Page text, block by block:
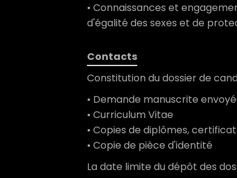
• Connaissances et
d'égalité des sexes et de
Contacts
Constitution du dossier de
• Demande manuscrite
• Curriculum Vitae
• Copies de diplômes,
• Copie de pièce d'identité
La date limite du dépôt des